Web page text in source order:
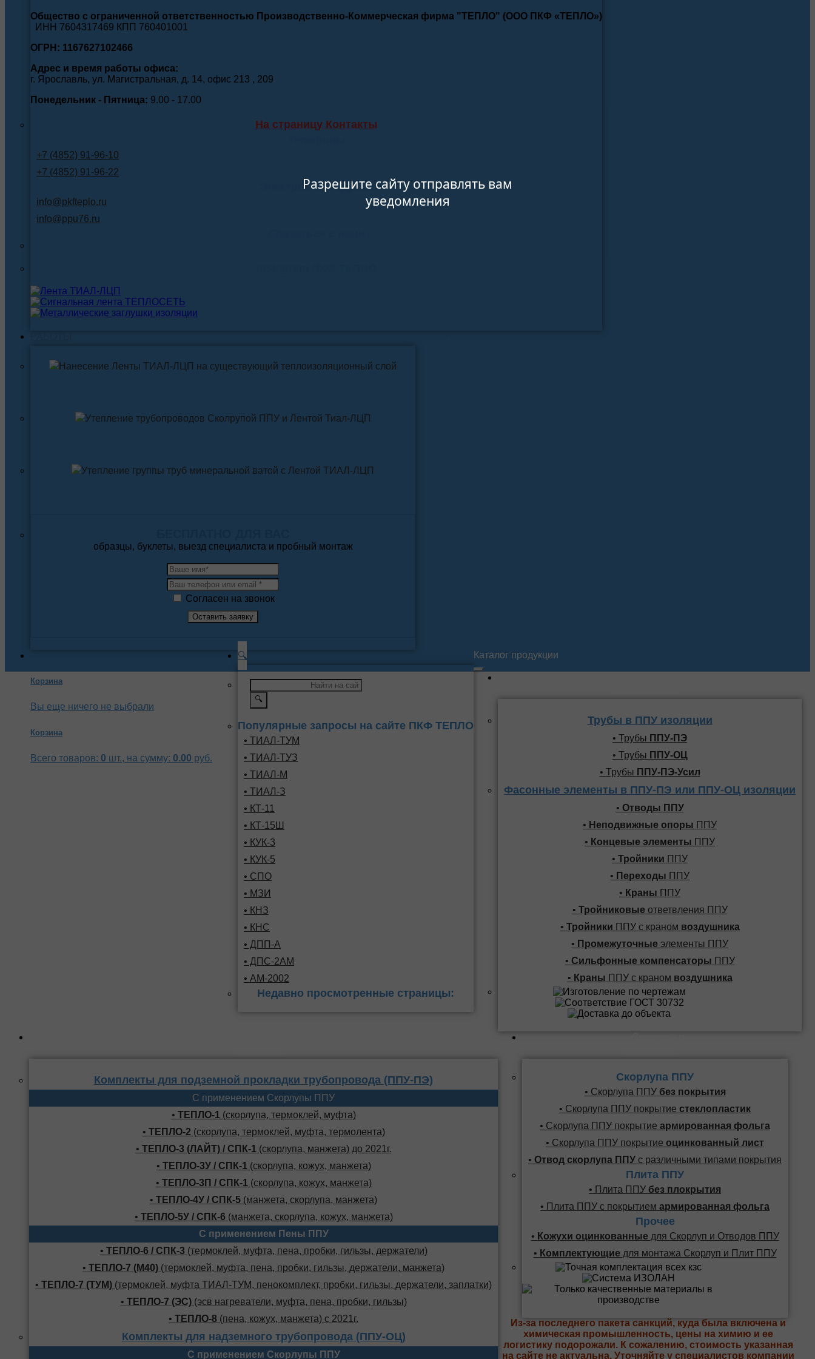
Разрешите сайту отправлять вам
уведомления
Общество с ограниченной ответственностью Производственно-Коммерческая фирма "ТЕПЛО" (ООО ПКФ «ТЕПЛО»)
ИНН 7604317469 КПП 760401001
ОГРН: 1167627102466
Адрес и время работы офиса:
г. Ярославль, ул. Магистральная, д. 14, офис 213 , 209
Понедельник - Пятница: 9.00 - 17.00
На страницу Контакты
+7 (4852) 91-96-10
+7 (4852) 91-96-22
Электронные адреса
info@pkfteplo.ru
info@ppu76.ru
образцы, буклеты, выезд специалиста и пробный монтаж
Согласен на звонок
Корзина
Вы еще ничего не выбрали
Корзина
Всего товаров: 0 шт., на сумму: 0.00 руб.
🔍
🔍
Популярные запросы на сайте ПКФ ТЕПЛО
• ТИАЛ-ТУМ
• ТИАЛ-ТУЗ
• ТИАЛ-М
• ТИАЛ-З
• КТ-11
• КТ-15Ш
• КУК-3
• КУК-5
• СПО
• МЗИ
• КНЗ
• КНС
• ДПП-А
• ДПС-2АМ
• АМ-2002
Недавно просмотренные страницы:
Каталог продукции
Трубы в ППУ изоляции
• Трубы ППУ-ПЭ
• Трубы ППУ-ОЦ
• Трубы ППУ-ПЭ-Усил
Фасонные элементы в ППУ-ПЭ или ППУ-ОЦ изоляции
• Отводы ППУ
• Неподвижные опоры ППУ
• Концевые элементы ППУ
• Тройники ППУ
• Переходы ППУ
• Краны ППУ
• Тройниковые ответвления ППУ
• Тройники ППУ с краном воздушника
• Промежуточные элементы ППУ
• Сильфонные компенсаторы ППУ
• Краны ППУ с краном воздушника
Комплекты для подземной прокладки трубопровода (ППУ-ПЭ)
С применением Скорлупы ППУ
• ТЕПЛО-1 (скорлупа, термоклей, муфта)
• ТЕПЛО-2 (скорлупа, термоклей, муфта, термолента)
• ТЕПЛО-3 (ЛАЙТ) / СПК-1 (скорлупа, манжета) до 2021г.
• ТЕПЛО-3У / СПК-1 (скорлупа, кожух, манжета)
• ТЕПЛО-3П / СПК-1 (скорлупа, кожух, манжета)
• ТЕПЛО-4У / СПК-5 (манжета, скорлупа, манжета)
• ТЕПЛО-5У / СПК-6 (манжета, скорлупа, кожух, манжета)
С применением Пены ППУ
• ТЕПЛО-6 / СПК-3 (термоклей, муфта, пена, пробки, гильзы, держатели)
• ТЕПЛО-7 (М40) (термоклей, муфта, пена, пробки, гильзы, держатели, манжета)
• ТЕПЛО-7 (ТУМ) (термоклей, муфта ТИАЛ-ТУМ, пенокомплект, пробки, гильзы, держатели, заплатки)
• ТЕПЛО-7 (ЭС)(эсв нагреватели, муфта, пена, пробки, гильзы)
• ТЕПЛО-8 (пена, кожух, манжета) с 2021г.
Комплекты для надземного трубопровода (ППУ-ОЦ)
С применением Скорлупы ППУ
Скорлупа ППУ
• Скорлупа ППУбез покрытия
• Скорлупа ППУ покрытие стеклопластик
• Скорлупа ППУ покрытие армированная фольга
• Скорлупа ППУ покрытие оцинкованный лист
• Отвод скорлупа ППУ с различными типами покрытия
Плита ППУ
• Плита ППУ без плокрытия
• Плита ППУ с покрытием армированная фольга
Прочее
• Кожухи оцинкованные для Скорлуп и Отводов ППУ
• Комплектующие для монтажа Скорлуп и Плит ППУ
Из-за последнего пакета санкций, куда была включена и
химическая промышленность, цены на химию и ее
логистику подорожали. К сожалению, стоимость указанная
на сайте не актуальна. Уточняйте у специалистов компании